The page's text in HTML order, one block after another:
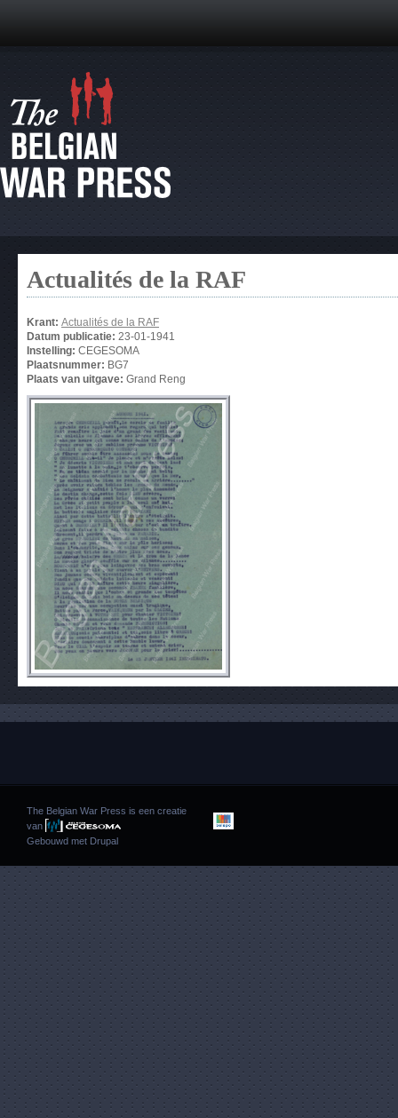
Actualités de la RAF
Krant: Actualités de la RAF
Datum publicatie: 23-01-1941
Instelling: CEGESOMA
Plaatsnummer: BG7
Plaats van uitgave: Grand Reng
The Belgian War Press is een creatie
van
Gebouwd met Drupal